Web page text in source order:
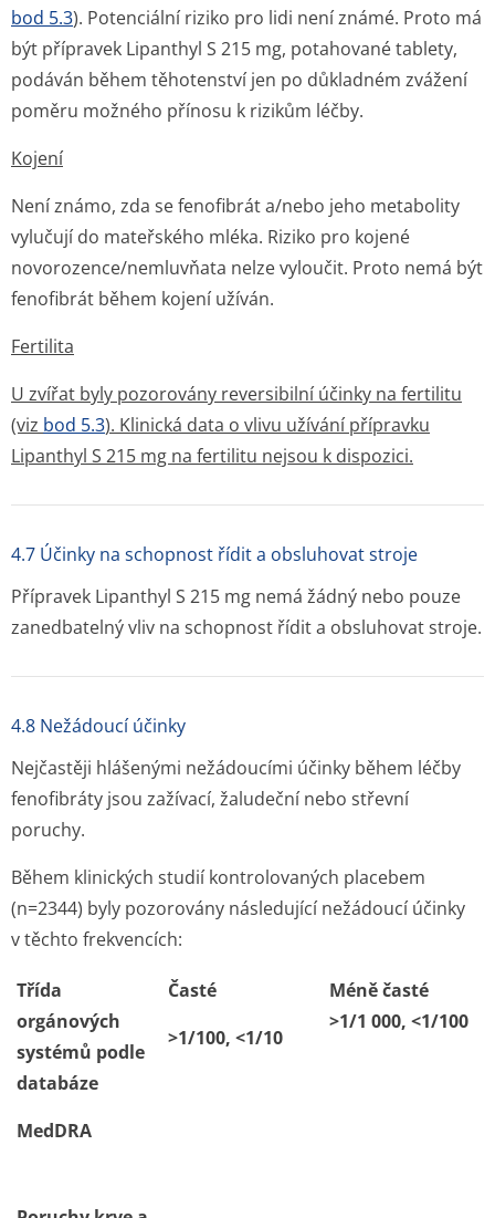
bod 5.3). Potenciální riziko pro lidi není známé. Proto má
být přípravek Lipanthyl S 215 mg, potahované tablety,
podáván během těhotenství jen po důkladném zvážení
poměru možného přínosu k rizikům léčby.
Kojení
Není známo, zda se fenofibrát a/nebo jeho metabolity
vylučují do mateřského mléka. Riziko pro kojené
novorozence/nem­luvňata nelze vyloučit. Proto nemá být
fenofibrát během kojení užíván.
Fertilita
U zvířat byly pozorovány reversibilní účinky na fertilitu
(viz bod 5.3). Klinická data o vlivu užívání přípravku
Lipanthyl S 215 mg na fertilitu nejsou k dispozici.
4.7 Účinky na schopnost řídit a obsluhovat stroje
Přípravek Lipanthyl S 215 mg nemá žádný nebo pouze
zanedbatelný vliv na schopnost řídit a obsluhovat stroje.
4.8 Nežádoucí účinky
Nejčastěji hlášenými nežádoucími účinky během léčby
fenofibráty jsou zažívací, žaludeční nebo střevní
poruchy.
Během klinických studií kontrolovaných placebem
(n=2344) byly pozorovány následující nežádoucí účinky
v těchto frekvencích:
Třída
orgánových
systémů podle
databáze
MedDRA
Časté
>1/100, <1/10
Méně časté
>1/1 000, <1/100